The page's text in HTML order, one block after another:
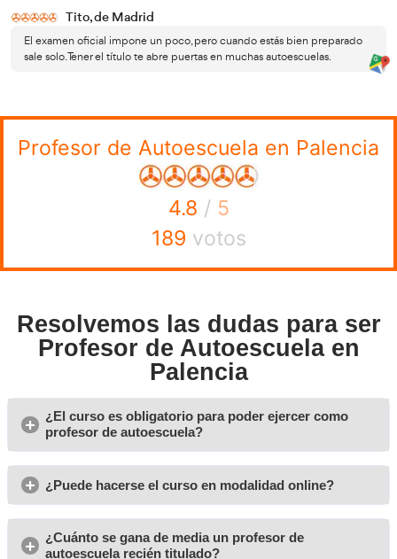
Test temáticos y de examen: Dispondrás de una
interactiva con más de 4,000 preguntas divididas
temas y simulacros de examen.
sobre Tráfico y Seguridad Vial, junto con otros
Esquemas y resúmenes clave: Podrás consultar y,
descargar esquemas y resúmenes de las
importantes del programa.
Ejercicios prácticos: Se incluyen tareas y
para facilitar la comprensión activa del temario.
una herramienta útil para asimilar los conceptos.
el aprendizaje al identificar y eliminar respuestas
permitiendo un enfoque en los contenidos clave.
Soporte personalizado: Contarás con un tutor
resolver cualquier duda o pregunta que surja
Además, se pondrán a tu disposición contenidos
actualizaciones y noticias relevantes para que
Todo esto con la tranquilidad de estaracompañado por
expertos y trabajar con materiales plenamente
vigente.